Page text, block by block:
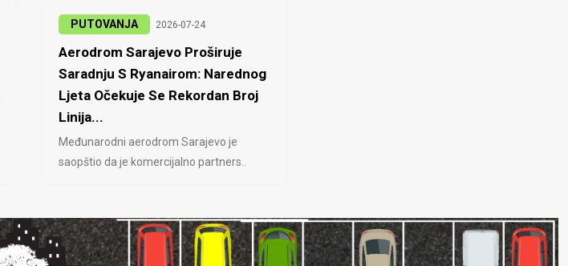
PUTOVANJA 2026-07-24
Aerodrom Sarajevo Proširuje
Saradnju S Ryanairom: Narednog
Ljeta Očekuje Se Rekordan Broj
Linija...
Međunarodni aerodrom Sarajevo je
saopštio da je komercijalno partners..